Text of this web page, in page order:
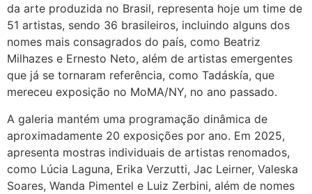
da arte produzida no Brasil, representa hoje um time de
51 artistas, sendo 36 brasileiros, incluindo alguns dos
nomes mais consagrados do país, como Beatriz
Milhazes e Ernesto Neto, além de artistas emergentes
que já se tornaram referência, como Tadáskía, que
mereceu exposição no MoMA/NY, no ano passado.
A galeria mantém uma programação dinâmica de
aproximadamente 20 exposições por ano. Em 2025,
apresenta mostras individuais de artistas renomados,
como Lúcia Laguna, Erika Verzutti, Jac Leirner, Valeska
Soares, Wanda Pimentel e Luiz Zerbini, além de nomes